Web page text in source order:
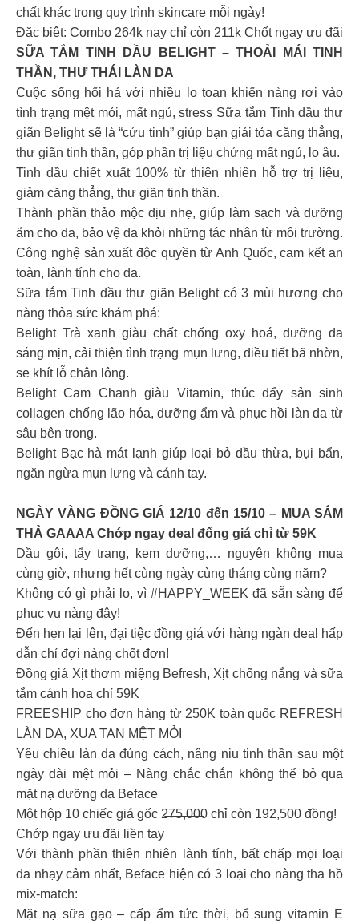
chất khác trong quy trình skincare mỗi ngày!
Đặc biệt: Combo 264k nay chỉ còn 211k Chốt ngay ưu đãi
SỮA TẮM TINH DẦU BELIGHT – THOẢI MÁI TINH
THẦN, THƯ THÁI LÀN DA
Cuộc sống hối hả với nhiều lo toan khiến nàng rơi vào
tình trạng mệt mỏi, mất ngủ, stress Sữa tắm Tinh dầu thư
giãn Belight sẽ là “cứu tinh” giúp bạn giải tỏa căng thẳng,
thư giãn tinh thần, góp phần trị liệu chứng mất ngủ, lo âu.
Tinh dầu chiết xuất 100% từ thiên nhiên hỗ trợ trị liệu,
giảm căng thẳng, thư giãn tinh thần.
Thành phần thảo mộc dịu nhẹ, giúp làm sạch và dưỡng
ẩm cho da, bảo vệ da khỏi những tác nhân từ môi trường.
Công nghệ sản xuất độc quyền từ Anh Quốc, cam kết an
toàn, lành tính cho da.
Sữa tắm Tinh dầu thư giãn Belight có 3 mùi hương cho
nàng thỏa sức khám phá:
Belight Trà xanh giàu chất chống oxy hoá, dưỡng da
sáng mịn, cải thiện tình trạng mụn lưng, điều tiết bã nhờn,
se khít lỗ chân lông.
Belight Cam Chanh giàu Vitamin, thúc đẩy sản sinh
collagen chống lão hóa, dưỡng ẩm và phục hồi làn da từ
sâu bên trong.
Belight Bạc hà mát lạnh giúp loại bỏ dầu thừa, bụi bẩn,
ngăn ngừa mụn lưng và cánh tay.
NGÀY VÀNG ĐỒNG GIÁ 12/10 đến 15/10 – MUA SẮM
THẢ GAAAA Chớp ngay deal đổng giá chỉ từ 59K
Dầu gội, tẩy trang, kem dưỡng,… nguyện không mua
cùng giờ, nhưng hết cùng ngày cùng tháng cùng năm?
Không có gì phải lo, vì #HAPPY_WEEK đã sẵn sàng để
phục vụ nàng đây!
Đến hẹn lại lên, đại tiệc đồng giá với hàng ngàn deal hấp
dẫn chỉ đợi nàng chốt đơn!
Đồng giá Xịt thơm miệng Befresh, Xịt chống nắng và sữa
tắm cánh hoa chỉ 59K
FREESHIP cho đơn hàng từ 250K toàn quốc REFRESH
LÀN DA, XUA TAN MỆT MỎI
Yêu chiều làn da đúng cách, nâng niu tinh thần sau một
ngày dài mệt mỏi – Nàng chắc chắn không thể bỏ qua
mặt nạ dưỡng da Beface
Một hộp 10 chiếc giá gốc 2̶7̶5̶,̶0̶0̶0 chỉ còn 192,500 đồng!
Chớp ngay ưu đãi liền tay
Với thành phần thiên nhiên lành tính, bất chấp mọi loại
da nhạy cảm nhất, Beface hiện có 3 loại cho nàng tha hồ
mix-match:
Mặt nạ sữa gạo – cấp ẩm tức thời, bổ sung vitamin E